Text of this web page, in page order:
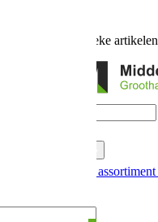
unieke artikelen
Nieuw in ons assortiment